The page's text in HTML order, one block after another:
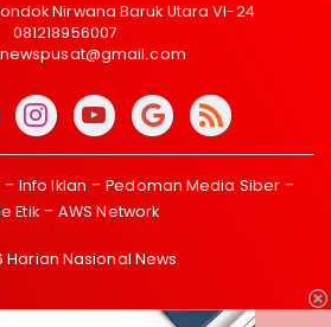
Nirwana Baruk Utara VI-24
081218956007
Info Iklan
Pedoman Media Siber
Etik
AWS Network
Harian Nasional News